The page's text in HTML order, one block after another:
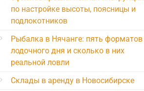
по настройке высоты, поясницы и
подлокотников
Рыбалка в Нячанге: пять форматов
лодочного дня и сколько в них
реальной ловли
Склады в аренду в Новосибирске